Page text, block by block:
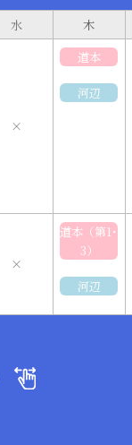
水 木
×
道本
河辺
×
道本（第1･
3）
河辺